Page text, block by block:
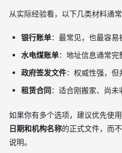
从实际经验看，以下几类材料通常
银行账单：最常见，也最容易
水电煤账单：地址信息通常完
政府签发文件：权威性强，
租赁合同：适合刚搬家、尚未
如果你有多个选项，建议优先使用
日期和机构名称的正式文件，而
说明。